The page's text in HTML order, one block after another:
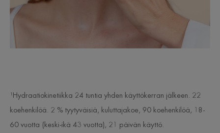
¹Hydraatiokinetiikka 24 tuntia yhden käyttökerran jälkeen. 22
koehenkilöä. 2 % tyytyväisiä, kuluttajakoe, 90 koehenkilöä, 18-
60 vuotta (keski-ikä 43 vuotta), 21 päivän käyttö.